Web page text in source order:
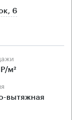
6
м²
вытяжная